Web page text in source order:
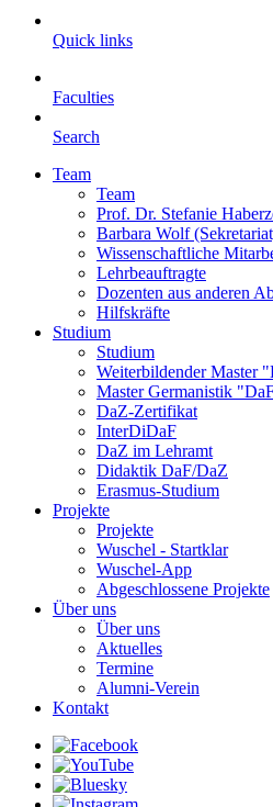
Quick links
Faculties
Search
Team
Team
Prof. Dr. Stefanie
Barbara Wolf
Wissenschaftliche
Lehrbeauftragte
Dozenten aus anderen
Hilfskräfte
Studium
Studium
Weiterbildender Master
Master Germanistik
DaZ-Zertifikat
InterDiDaF
DaZ im Lehramt
Didaktik DaF/DaZ
Erasmus-Studium
Projekte
Projekte
Wuschel - Startklar
Wuschel-App
Abgeschlossene Projekte
Über uns
Über uns
Aktuelles
Termine
Alumni-Verein
Kontakt